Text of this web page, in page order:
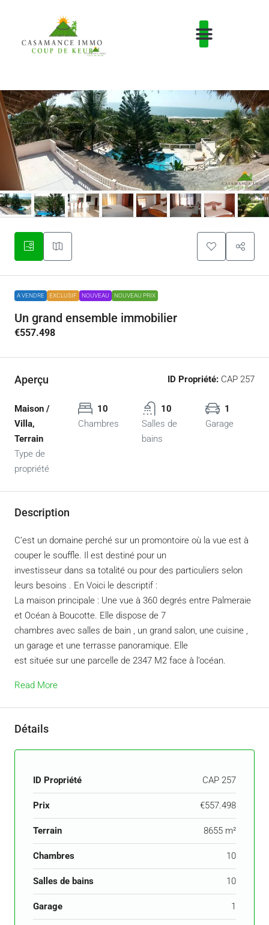
A VENDRE EXCLUSIF NOUVEAU NOUVEAU PRIX
Un grand ensemble immobilier
€557.498
Aperçu ID Propriété: CAP 257
Maison /
Villa,
Terrain
Type de
propriété
10
Chambres
10
Salles de
bains
1
Garage
Description
C’est un domaine perché sur un promontoire où la vue est à
couper le souffle. Il est destiné pour un
investisseur dans sa totalité ou pour des particuliers selon
leurs besoins . En Voici le descriptif :
La maison principale : Une vue à 360 degrés entre Palmeraie
et Océan à Boucotte. Elle dispose de 7
chambres avec salles de bain , un grand salon, une cuisine ,
un garage et une terrasse panoramique. Elle
est située sur une parcelle de 2347 M2 face à l’océan.
Read More
Détails
ID Propriété CAP 257
Prix €557.498
Terrain 8655 m²
Chambres 10
Salles de bains 10
Garage 1